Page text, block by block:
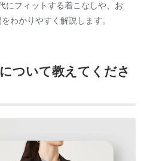
にフィットする着こなしや、お
わかりやすく解説します。
ついて教えてくださ